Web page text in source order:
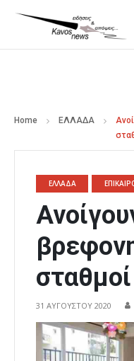
Home ΕΛΛΑΔΑ
ΕΛΛΑΔΑ
σταθμοί
31 ΑΥΓΟΎΣΤΟΥ 2020